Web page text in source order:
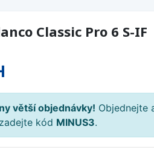
Classic Pro 6 S-IF
větší objednávky! Objednejte
kód MINUS3.